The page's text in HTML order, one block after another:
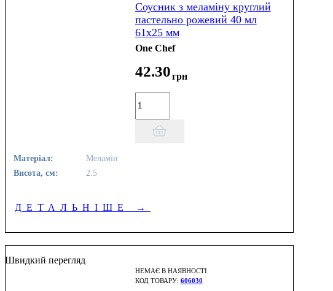
Соусник з меламіну круглий
пастельно рожевий 40 мл
61х25 мм
One Chef
42.30грн
Матеріал:
Меламін
Висота, см:
2.5
ДЕТАЛЬНІШЕ →
Швидкий перегляд
НЕМАЄ В НАЯВНОСТІ
606030